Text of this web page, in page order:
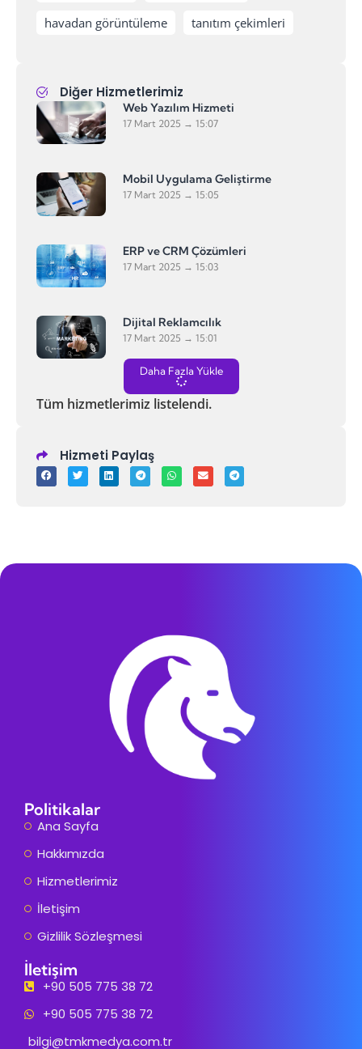
havadan görüntüleme tanıtım çekimleri
Diğer Hizmetlerimiz
Web Yazılım Hizmeti
17 Mart 2025 15:07
Mobil Uygulama Geliştirme
17 Mart 2025 15:05
ERP ve CRM Çözümleri
17 Mart 2025 15:03
Dijital Reklamcılık
17 Mart 2025 15:01
Daha Fazla Yükle
Tüm hizmetlerimiz listelendi.
Hizmeti Paylaş
Politikalar
Ana Sayfa
Hakkımızda
Hizmetlerimiz
İletişim
Gizlilik Sözleşmesi
İletişim
+90 505 775 38 72
+90 505 775 38 72
bilgi@tmkmedya.com.tr